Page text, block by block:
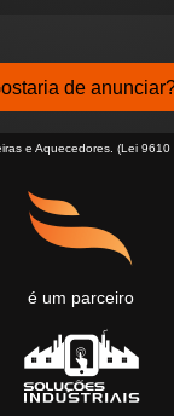
de
e Aquecedores. (Lei
é um parceiro